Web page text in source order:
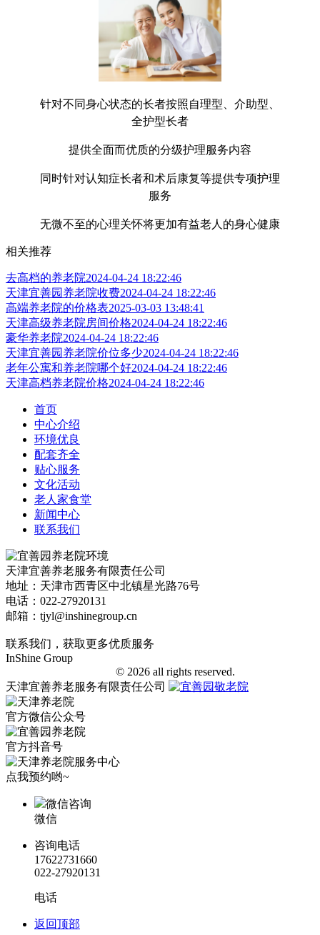
针对不同身心状态的长者按照自理型、介助型、
全护型长者
提供全面而优质的分级护理服务内容
同时针对认知症长者和术后康复等提供专项护理
服务
无微不至的心理关怀将更加有益老人的身心健康
相关推荐
去高档的养老院2024-04-24 18:22:46
天津宜善园养老院收费2024-04-24 18:22:46
高端养老院的价格表2025-03-03 13:48:41
天津高级养老院房间价格2024-04-24 18:22:46
豪华养老院2024-04-24 18:22:46
天津宜善园养老院价位多少2024-04-24 18:22:46
老年公寓和养老院哪个好2024-04-24 18:22:46
天津高档养老院价格2024-04-24 18:22:46
首页
中心介绍
环境优良
配套齐全
贴心服务
文化活动
老人家食堂
新闻中心
联系我们
天津宜善养老服务有限责任公司
地址：天津市西青区中北镇星光路76号
电话：022-27920131
邮箱：tjyl@inshinegroup.cn
联系我们，获取更多优质服务
InShine Group
© 2026 all rights reserved.
天津宜善养老服务有限责任公司
官方微信公众号
官方抖音号
点我预约哟~
微信咨询
微信
咨询电话
17622731660
022-27920131
电话
返回顶部